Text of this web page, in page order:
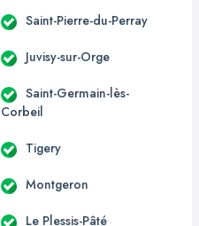
Saint-Pierre-du-Perray
Juvisy-sur-Orge
Saint-Germain-lès-
Corbeil
Tigery
Montgeron
Le Plessis-Pâté